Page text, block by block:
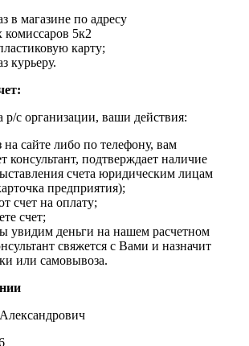
в магазине по адресу
комиссаров 5к2
карту;
курьеру.
р/с организации, ваши действия:
на сайте либо по телефону, вам
консультант, подтверждает наличие
счета юридическим лицам
предприятия);
счет на оплату;
счет;
увидим деньги на нашем расчетном
свяжется с Вами и назначит
или самовывоза.